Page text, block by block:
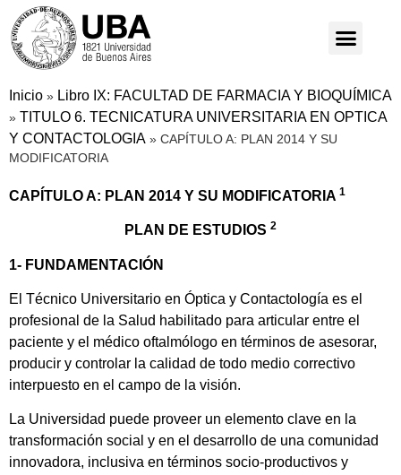
Inicio » Libro IX: FACULTAD DE FARMACIA Y BIOQUÍMICA
» TITULO 6. TECNICATURA UNIVERSITARIA EN OPTICA
Y CONTACTOLOGIA » CAPÍTULO A: PLAN 2014 Y SU
MODIFICATORIA
CAPÍTULO A: PLAN 2014 Y SU MODIFICATORIA 1
PLAN DE ESTUDIOS 2
1- FUNDAMENTACIÓN
El Técnico Universitario en Óptica y Contactología es el
profesional de la Salud habilitado para articular entre el
paciente y el médico oftalmólogo en términos de asesorar,
producir y controlar la calidad de todo medio correctivo
interpuesto en el campo de la visión.
La Universidad puede proveer un elemento clave en la
transformación social y en el desarrollo de una comunidad
innovadora, inclusiva en términos socio-productivos y